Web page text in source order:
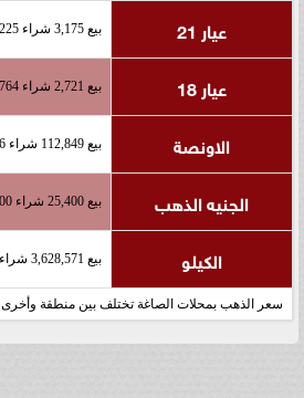
عيار 21 بيع 3,175 شراء 3,225
عيار 18 بيع 2,721 شراء 2,764
الاونصة بيع 112,849 شراء 114,626
الجنيه الذهب بيع 25,400 شراء 25,800
الكيلو بيع 3,628,571 شراء 3,685,714
سعر الذهب بمحلات الصاغة تختلف بين منطقة وأخرى